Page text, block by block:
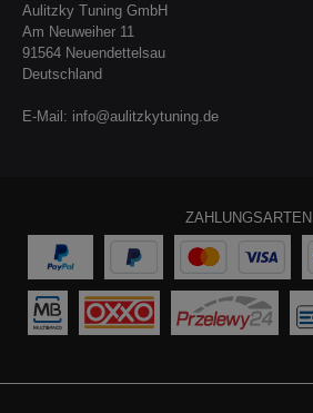
Aulitzky Tuning GmbH
Am Neuweiher 11
91564 Neuendettelsau
Deutschland
E-Mail: info@aulitzkytuning.de
ZAHLUNGSARTEN